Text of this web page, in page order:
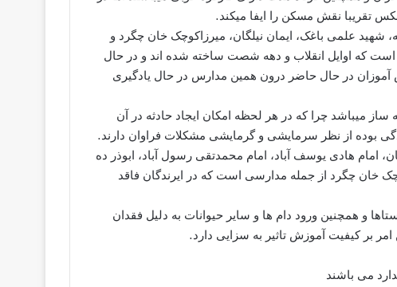
تقریبا نقش مسکن را ایفا میکند.
شهید علمی باغک، ایمان نیلگان، میرزاکوچک خان چگرد و
است که اوایل انقلاب و دهه شصت ساخته شده اند و در حال
آموزان در حال حاضر درون همین مدارس در حال یادگیری
میباشد چرا که در هر لحظه امکان ایجاد حادثه در آن
بوده از نظر سرمایشی و گرمایشی مشکلات فراوان دارند.
هادی یوسف آباد، امام محمدتقی رسول آباد، ابوذر ده
خان چگرد از جمله مدارسی است که در ایرندگان فاقد
و همچنین ورود دام ها و سایر حیوانات به دلیل فقدان
بر کیفیت آموزش تاثیر به سزایی دارد.